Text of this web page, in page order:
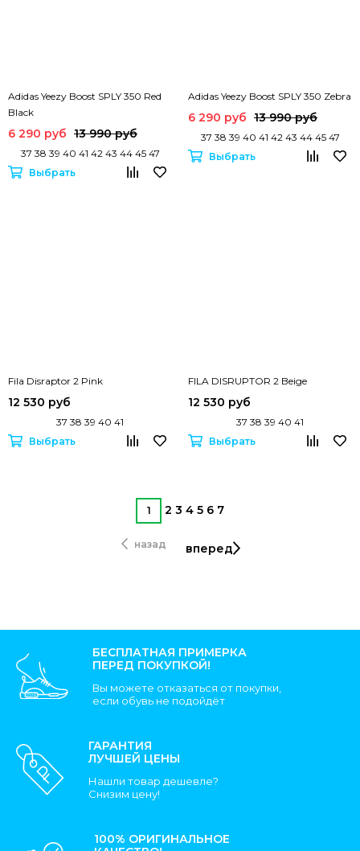
Adidas Yeezy Boost SPLY 350 Red
Black
6 290 руб 13 990 руб
37 38 39 40 41 42 43 44 45 47
Выбрать
Adidas Yeezy Boost SPLY 350 Zebra
6 290 руб 13 990 руб
37 38 39 40 41 42 43 44 45 47
Выбрать
Fila Disraptor 2 Pink
12 530 руб
37 38 39 40 41
Выбрать
FILA DISRUPTOR 2 Beige
12 530 руб
37 38 39 40 41
Выбрать
назад
1 2 3 4 5 6 7
вперед
БЕСПЛАТНАЯ ПРИМЕРКА
ПЕРЕД ПОКУПКОЙ!
Вы можете отказаться от покупки,
если обувь не подойдёт
ГАРАНТИЯ
ЛУЧШЕЙ ЦЕНЫ
Нашли товар дешевле?
Снизим цену!
100% ОРИГИНАЛЬНОЕ